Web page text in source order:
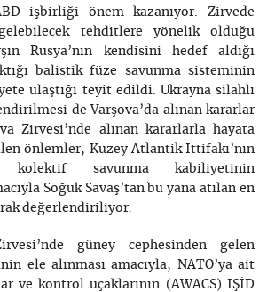
işbirliği önem kazanıyor. Zirvede
tehditlere yönelik olduğu
Rusya’nın kendisini hedef aldığı
balistik füze savunma sisteminin
ulaştığı teyit edildi. Ukrayna silahlı
de Varşova’da alınan kararlar
Zirvesi’nde alınan kararlarla hayata
önlemler, Kuzey Atlantik İttifakı’nın
kolektif savunma kabiliyetinin
Soğuk Savaş’tan bu yana atılan en
değerlendiriliyor.
güney cephesinden gelen
ele alınması amacıyla, NATO’ya ait
ve kontrol uçaklarının (AWACS) IŞİD